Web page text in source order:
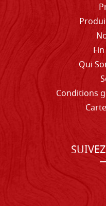
Qui
Conditions